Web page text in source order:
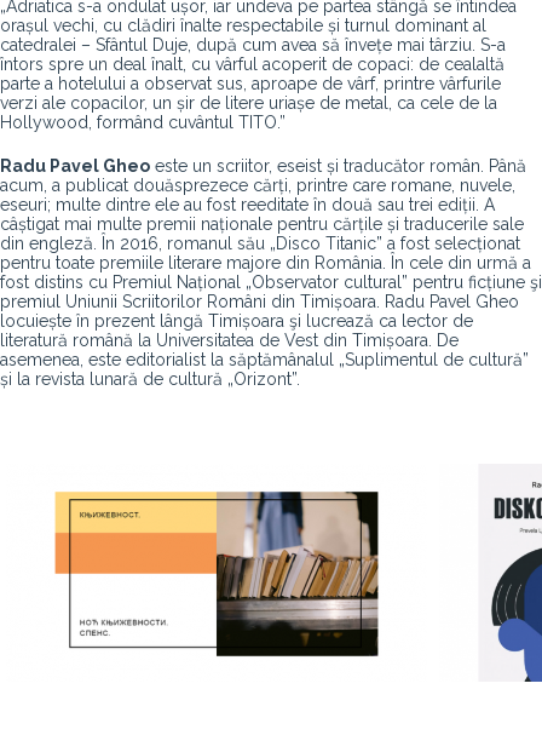
„Adriatica s-a ondulat ușor, iar undeva pe partea stângă se întindea
orașul vechi, cu clădiri înalte respectabile și turnul dominant al
catedralei – Sfântul Duje, după cum avea să învețe mai târziu. S-a
întors spre un deal înalt, cu vârful acoperit de copaci: de cealaltă
parte a hotelului a observat sus, aproape de vârf, printre vârfurile
verzi ale copacilor, un șir de litere uriașe de metal, ca cele de la
Hollywood, formând cuvântul TITO.”
Radu Pavel Gheo este un scriitor, eseist și traducător român. Până
acum, a publicat douăsprezece cărți, printre care romane, nuvele,
eseuri; multe dintre ele au fost reeditate în două sau trei ediții. A
câștigat mai multe premii naționale pentru cărțile și traducerile sale
din engleză. În 2016, romanul său „Disco Titanic” a fost selecționat
pentru toate premiile literare majore din România. În cele din urmă a
fost distins cu Premiul Național „Observator cultural” pentru ficțiune şi
premiul Uniunii Scriitorilor Români din Timișoara. Radu Pavel Gheo
locuiește în prezent lângă Timișoara şi lucrează ca lector de
literatură română la Universitatea de Vest din Timișoara. De
asemenea, este editorialist la săptămânalul „Suplimentul de cultură”
și la revista lunară de cultură „Orizont”.